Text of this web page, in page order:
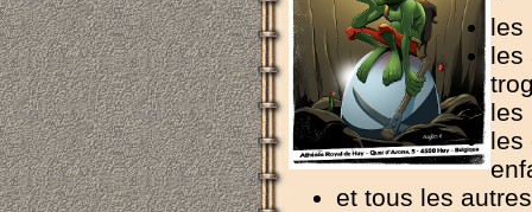
les
les
les
les
et tous les autres